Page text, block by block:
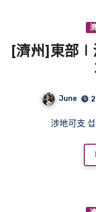
[濟州]東部∣
June
涉地可支